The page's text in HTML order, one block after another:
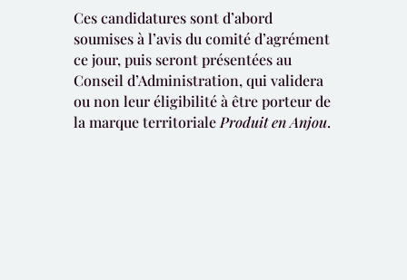
Ces candidatures sont d’abord
soumises à l’avis du comité d’agrément
ce jour, puis seront présentées au
Conseil d’Administration, qui validera
ou non leur éligibilité à être porteur de
la marque territoriale Produit en Anjou.